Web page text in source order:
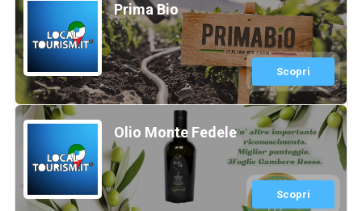
Prima Bio
Scopri
Olio Monte Fedele
Scopri